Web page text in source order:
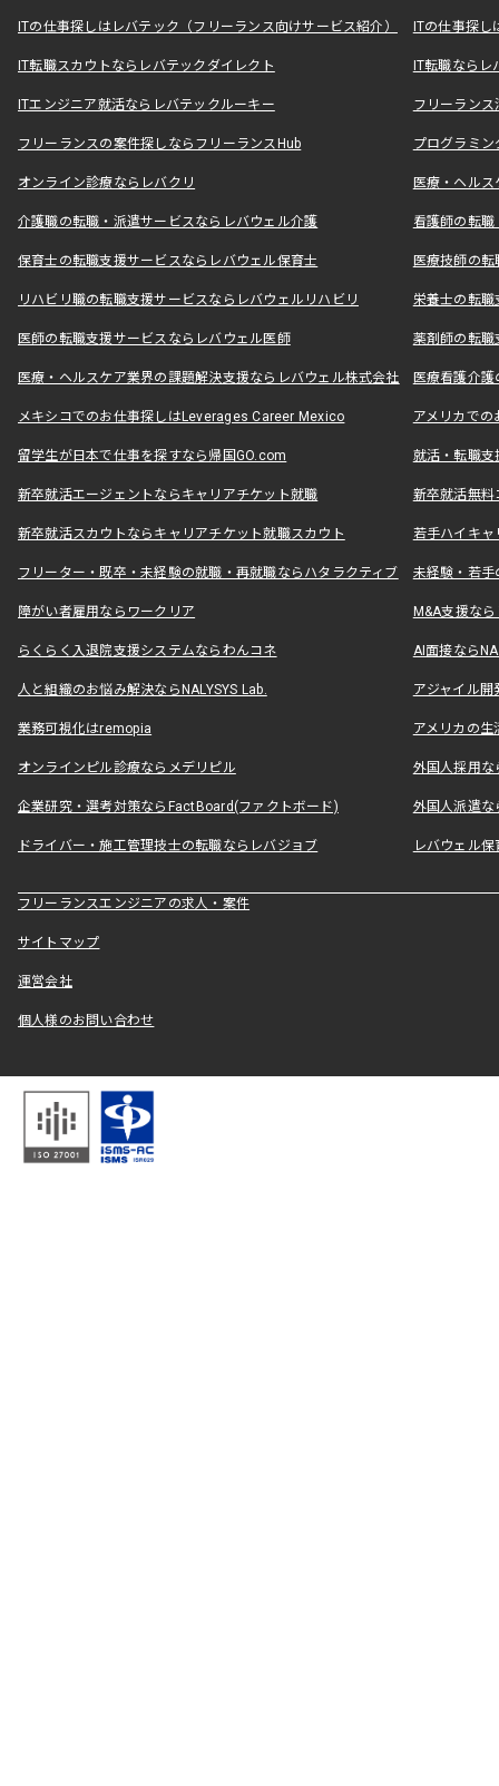
ITの仕事探しはレバテック（フリーランス向けサービス紹介） ITの仕事探
IT転職スカウトならレバテックダイレクト IT転職なら
ITエンジニア就活ならレバテックルーキー フリーラン
フリーランスの案件探しならフリーランスHub プログラミ
オンライン診療ならレバクリ 医療・ヘル
介護職の転職・派遣サービスならレバウェル介護 看護師の転
保育士の転職支援サービスならレバウェル保育士 医療技師の
リハビリ職の転職支援サービスならレバウェルリハビリ 栄養士の転
医師の転職支援サービスならレバウェル医師 薬剤師の転
医療・ヘルスケア業界の課題解決支援ならレバウェル株式会社 医療看護介
メキシコでのお仕事探しはLeverages Career Mexico アメリカで
留学生が日本で仕事を探すなら帰国GO.com 就活・転職
新卒就活エージェントならキャリアチケット就職 新卒就活無料
新卒就活スカウトならキャリアチケット就職スカウト 若手ハイキ
フリーター・既卒・未経験の就職・再就職ならハタラクティブ 未経験・若手
障がい者雇用ならワークリア M&A支援な
らくらく入退院支援システムならわんコネ AI面接なら
人と組織のお悩み解決ならNALYSYS Lab. アジャイル
業務可視化はremopia アメリカの
オンラインピル診療ならメデリピル 外国人採用
企業研究・選考対策ならFactBoard(ファクトボード) 外国人派遣な
ドライバー・施工管理技士の転職ならレバジョブ レバウェル
フリーランスエンジニアの求人・案件
サイトマップ
運営会社
個人様のお問い合わせ